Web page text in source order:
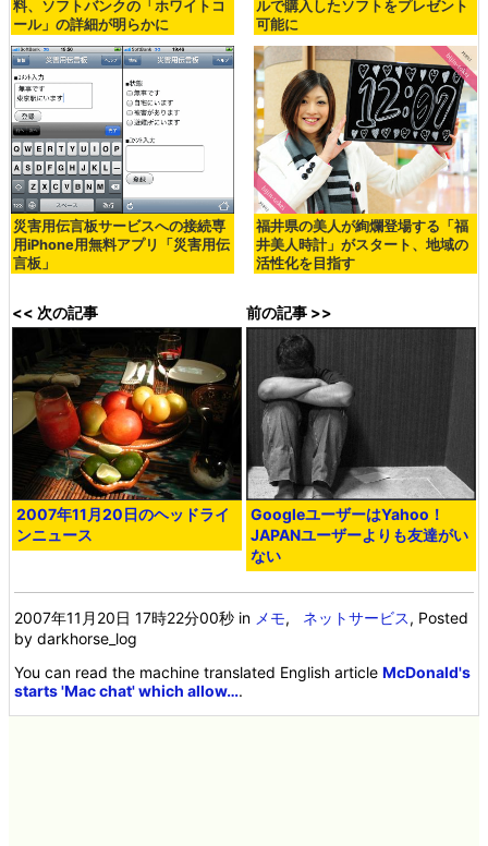
料、ソフトバンクの「ホワイトコ
ール」の詳細が明らかに
ルで購入したソフトをプレゼント
可能に
災害用伝言板サービスへの接続専
用iPhone用無料アプリ「災害用伝
言板」
福井県の美人が絢爛登場する「福
井美人時計」がスタート、地域の
活性化を目指す
<< 次の記事
2007年11月20日のヘッドライ
ンニュース
前の記事 >>
GoogleユーザーはYahoo！
JAPANユーザーよりも友達がい
ない
2007年11月20日 17時22分00秒 in メモ, ネットサービス, Posted
by darkhorse_log
You can read the machine translated English articleMcDonald's
starts 'Mac chat' which allow….